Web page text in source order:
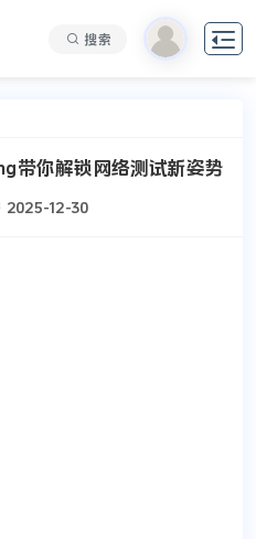
搜索 
带你解锁网络测试新姿势
2025-12-30